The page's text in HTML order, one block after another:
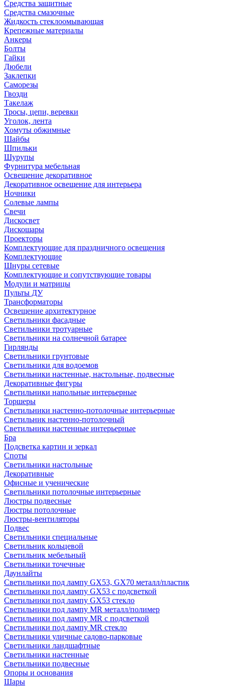
Средства защитные
Средства смазочные
Жидкость стеклоомывающая
Крепежные материалы
Анкеры
Болты
Гайки
Дюбели
Заклепки
Саморезы
Гвозди
Такелаж
Тросы, цепи, веревки
Уголок, лента
Хомуты обжимные
Шайбы
Шпильки
Шурупы
Фурнитура мебельная
Освещение декоративное
Декоративное освещение для интерьера
Ночники
Солевые лампы
Свечи
Дискосвет
Дискошары
Проекторы
Комплектующие для праздничного освещения
Комплектующие
Шнуры сетевые
Комплектующие и сопутствующие товары
Модули и матрицы
Пульты ДУ
Трансформаторы
Освещение архитектурное
Светильники фасадные
Светильники тротуарные
Светильники на солнечной батарее
Гирлянды
Светильники грунтовые
Светильники для водоемов
Светильники настенные, настольные, подвесные
Декоративные фигуры
Светильники напольные интерьерные
Торшеры
Светильники настенно-потолочные интерьерные
Светильник настенно-потолочный
Светильники настенные интерьерные
Бра
Подсветка картин и зеркал
Споты
Светильники настольные
Декоративные
Офисные и ученические
Светильники потолочные интерьерные
Люстры подвесные
Люстры потолочные
Люстры-вентиляторы
Подвес
Светильники специальные
Светильник кольцевой
Светильник мебельный
Светильники точечные
Даунлайты
Светильники под лампу GX53, GX70 металл/пластик
Светильники под лампу GX53 с подсветкой
Светильники под лампу GX53 стекло
Светильники под лампу MR металл/полимер
Светильники под лампу MR с подсветкой
Светильники под лампу MR стекло
Светильники уличные садово-парковые
Светильники ландшафтные
Светильники настенные
Светильники подвесные
Опоры и основания
Шары